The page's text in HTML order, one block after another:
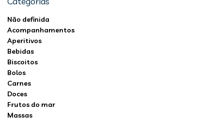
Não definida
Acompanhamentos
Aperitivos
Bebidas
Biscoitos
Bolos
Carnes
Doces
Frutos do mar
Massas